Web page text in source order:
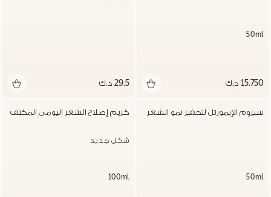
50ml
15.750 د.ك 29.5 د.ك
سيروم الإيمورتل لتحفيز نمو الشعر
50ml
كريم إصلاح الشعر اليومي المكثف
شكل جديد
100ml